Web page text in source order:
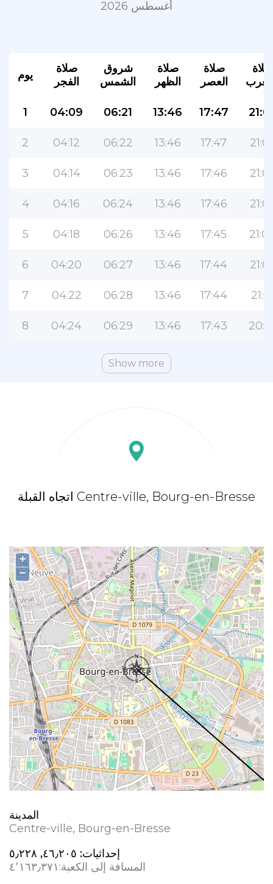
أغسطس 2026
يوم
صلاة
الفجر
شروق
الشمس
صلاة
الظهر
صلاة
العصر
صلاة
1 04:09 06:21 13:46 17:47
2 04:12 06:22 13:46 17:47
3 04:14 06:23 13:46 17:46
4 04:16 06:24 13:46 17:46
5 04:18 06:26 13:46 17:45
6 04:20 06:27 13:46 17:44
7 04:22 06:28 13:46 17:44
8 04:24 06:29 13:46 17:43
Show more
اتجاه القبلة Centre-ville, Bourg-en-Bresse
+
−
المدينة
Centre-ville, Bourg-en-Bresse
إحداثيات: ٤٦٫٢٠٥, ٥٫٢٢٨
المسافة إلى الكعبة: ٤٬١٦٣٫٣٧١